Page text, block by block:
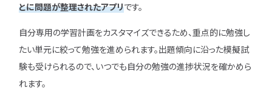
とに問題が整理されたアプリです。
自分専用の学習計画をカスタマイズできるため、重点的に勉強し
たい単元に絞って勉強を進められます。出題傾向に沿った模擬試
験も受けられるので、いつでも自分の勉強の進捗状況を確かめら
れます。